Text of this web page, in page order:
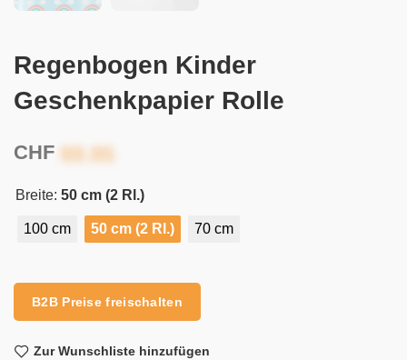
Regenbogen Kinder
Geschenkpapier Rolle
CHF
Breite: 50 cm (2 Rl.)
100 cm 50 cm (2 Rl.) 70 cm
B2B Preise freischalten
Zur Wunschliste hinzufügen